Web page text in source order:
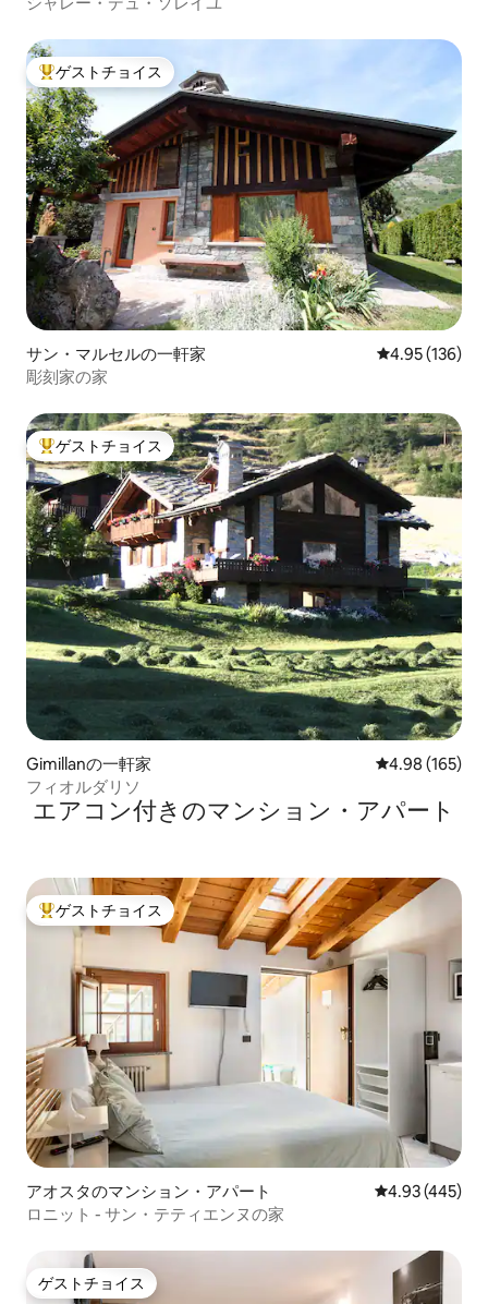
大好評のゲストチョイスです。
ゲストチョイス
サン・マルセルの一軒家 レビュー136
4.95 (136)
彫刻家の家
大好評のゲストチョイスです。
ゲストチョイス
Gimillanの一軒家 レビュー165
4.98 (165)
フィオルダリソ
エアコン付きのマンション・アパート
大好評のゲストチョイスです。
ゲストチョイス
アオスタのマンション・アパート レビュー445
4.93 (445)
ロニット - サン・テティエンヌの家
ゲストチョイス
ゲストチョイス